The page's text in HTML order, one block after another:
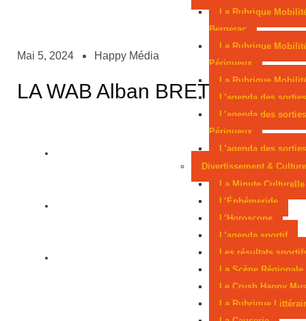
La Rubrique
Bergerac
La Rubrique
Périgueux
La Rubrique
L’agenda des
L’agenda des sorties
Périgueux
L’agenda des
Divertissement & Culture
La Minute Culturelle
L’Éphémeride
L’Horoscope
L’agenda sportif
Les résultats
La Scène Régionale
Le Crush Happy
La Rubrique
Mai 5, 2024 Happy Média
LA WAB Alban BRETTES